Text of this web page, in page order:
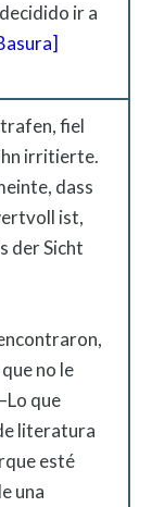
ir a
fiel
irritierte.
dass
ist,
der Sicht
no le
que
literatura
esté
una